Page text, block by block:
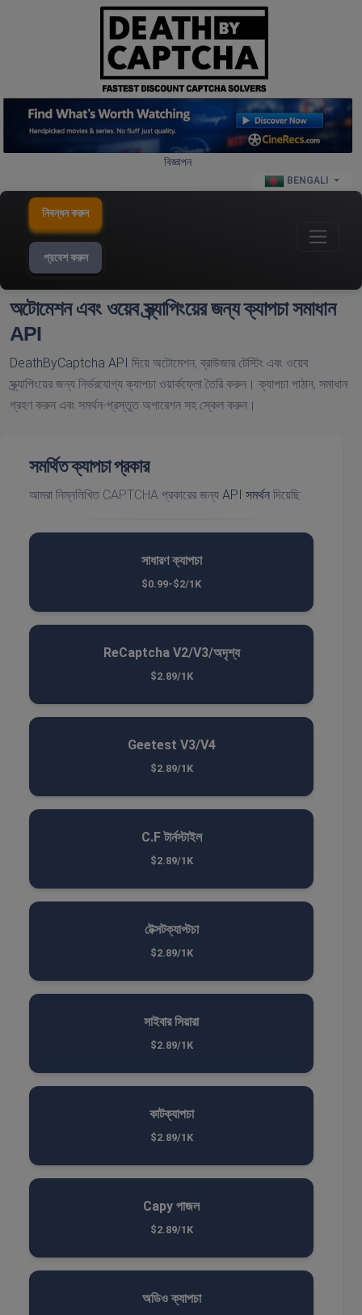
বিজ্ঞাপন
BENGALI
নিবন্ধন করুন
প্রবেশ করুন
অটোমেশন এবং ওয়েব স্ক্র্যাপিংয়ের জন্য ক্যাপচা সমাধান
API
DeathByCaptcha API দিয়ে অটোমেশন, ব্রাউজার টেস্টিং এবং ওয়েব
স্ক্র্যাপিংয়ের জন্য নির্ভরযোগ্য ক্যাপচা ওয়ার্কফ্লো তৈরি করুন। ক্যাপচা পাঠান, সমাধান
গ্রহণ করুন এবং সমর্থন-প্রস্তুত অপারেশন সহ স্কেল করুন।
সমর্থিত ক্যাপচা প্রকার
আমরা নিম্নলিখিত CAPTCHA প্রকারের জন্য API সমর্থন দিয়েছি:
সাধারণ ক্যাপচা
$0.99-$2/1K
ReCaptcha V2/V3/অদৃশ্য
$2.89/1K
Geetest V3/V4
$2.89/1K
C.F টার্নস্টাইল
$2.89/1K
টেক্সটক্যাপ্টচা
$2.89/1K
সাইবার সিয়ারা
$2.89/1K
কাটক্যাপচা
$2.89/1K
Capy পাজল
$2.89/1K
অডিও ক্যাপচা